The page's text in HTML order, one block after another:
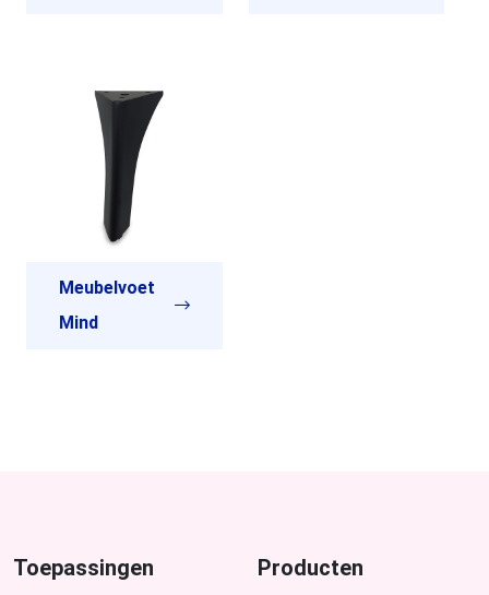
Meubelvoet
Mind
Toepassingen Producten